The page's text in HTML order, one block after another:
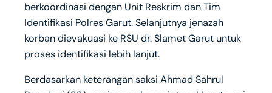
berkoordinasi dengan Unit Reskrim dan Tim
Identifikasi Polres Garut. Selanjutnya jenazah
korban dievakuasi ke RSU dr. Slamet Garut untuk
proses identifikasi lebih lanjut.
Berdasarkan keterangan saksi Ahmad Sahrul